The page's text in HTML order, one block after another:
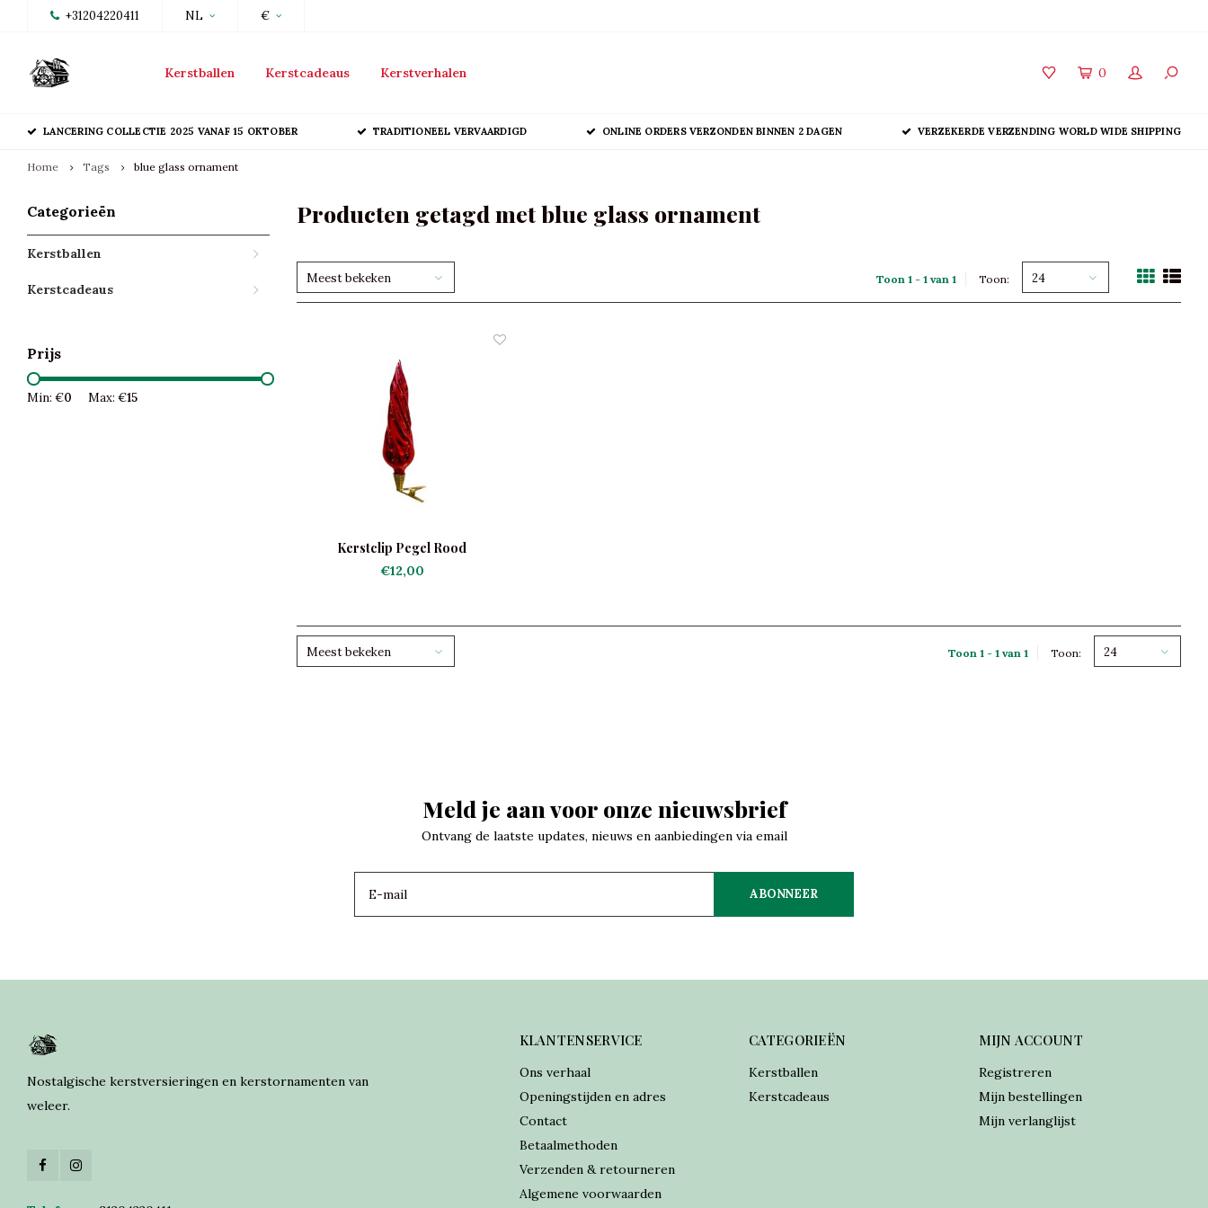
+31204220411 NL €
Kerstballen Kerstcadeaus Kerstverhalen 0
LANCERING COLLECTIE 2025 VANAF 15 OKTOBER TRADITIONEEL VERVAARDIGD ONLINE ORDERS VERZONDEN BINNEN 2 DAGEN VERZEKERDE VERZENDING WORLD WIDE SHIPPING
Home Tags blue glass ornament
Categorieën
Kerstballen
Kerstcadeaus
Prijs
Min: €0 Max: €15
Producten getagd met blue glass ornament
Meest bekeken Toon 1 - 1 van 1 Toon: 24
Kerstclip Pegel Rood
€12,00
Meest bekeken Toon 1 - 1 van 1 Toon: 24
Meld je aan voor onze nieuwsbrief
Ontvang de laatste updates, nieuws en aanbiedingen via email
ABONNEER
Nostalgische kerstversieringen en kerstornamenten van
weleer.
KLANTENSERVICE
Ons verhaal
Openingstijden en adres
Contact
Betaalmethoden
Verzenden & retourneren
Algemene voorwaarden
CATEGORIEËN
Kerstballen
Kerstcadeaus
MIJN ACCOUNT
Registreren
Mijn bestellingen
Mijn verlanglijst